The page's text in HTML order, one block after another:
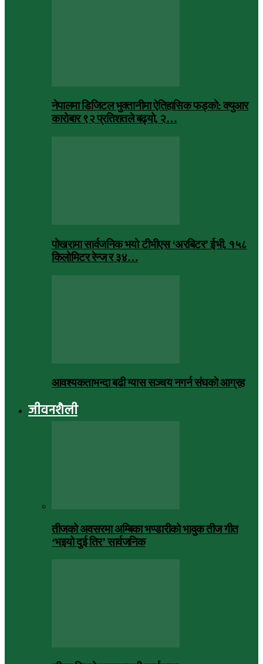
नेपालमा डिजिटल भुक्तानीमा ऐतिहासिक फड्को: क्युआर
कारोबार ९२ प्रतिशतले बढ्यो, २…
पोखरामा सार्वजनिक भयो टीभीएस ‘अरबिटर’ ईभी, १५८
किलोमिटर रेन्ज र ३४…
आवश्यकताभन्दा बढी ग्यास सञ्चय नगर्न संघकाे आग्रह
जीवनशैली
तीजको अवसरमा अम्बिका भण्डारीको भावुक तीज गीत
‘भइयो दुई तिर’ सार्वजनिक